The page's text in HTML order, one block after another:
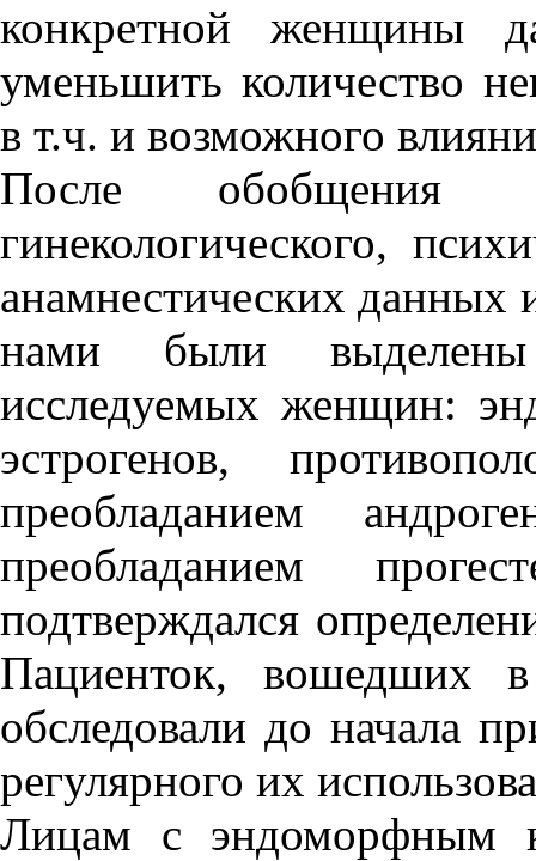
конкретной женщины
уменьшить количество
в т.ч. и возможного
После обобщения
гинекологического,
анамнестических данных
нами были выделены
исследуемых женщин:
эстрогенов,
преобладанием
преобладанием
подтверждался
Пациенток, вошедших в
обследовали до начала
регулярного их
Лицам с эндоморфным